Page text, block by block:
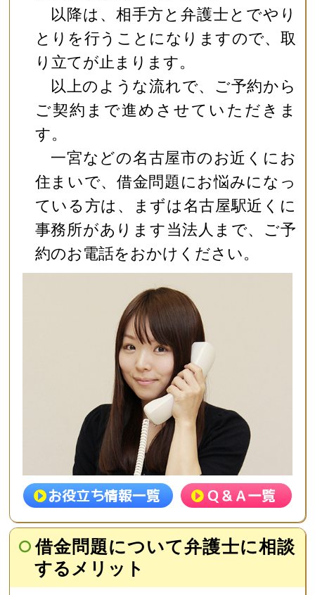
以降は、相手方と弁護士とでやり
とりを行うことになりますので、取
り立てが止まります。
以上のような流れで、ご予約から
ご契約まで進めさせていただきま
す。
一宮などの名古屋市のお近くにお
住まいで、借金問題にお悩みになっ
ている方は、まずは名古屋駅近くに
事務所があります当法人まで、ご予
約のお電話をおかけください。
借金問題について弁護士に相談
するメリット